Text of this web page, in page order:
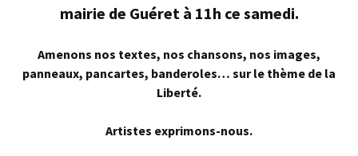
mairie de Guéret à 11h ce samedi.
Amenons nos textes, nos chansons, nos images,
panneaux, pancartes, banderoles… sur le thème de la
Liberté.
Artistes exprimons-nous.